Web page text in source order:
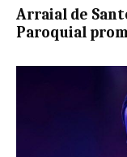
Arraial de
Paroquial